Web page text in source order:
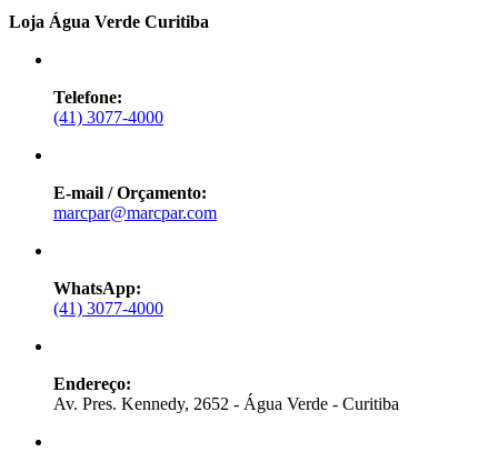
Loja Água Verde Curitiba
Telefone:
(41) 3077-4000
E-mail / Orçamento:
marcpar@marcpar.com
WhatsApp:
(41) 3077-4000
Endereço:
Av. Pres. Kennedy, 2652 - Água Verde - Curitiba